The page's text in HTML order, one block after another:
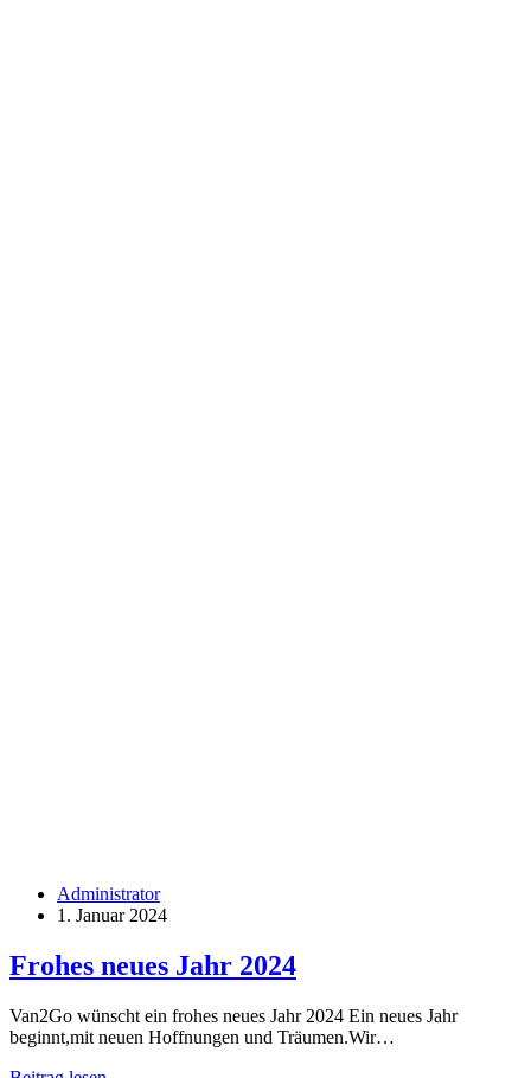
Administrator
1. Januar 2024
Frohes neues Jahr 2024
Van2Go wünscht ein frohes neues Jahr 2024 Ein neues Jahr
beginnt,mit neuen Hoffnungen und Träumen.Wir…